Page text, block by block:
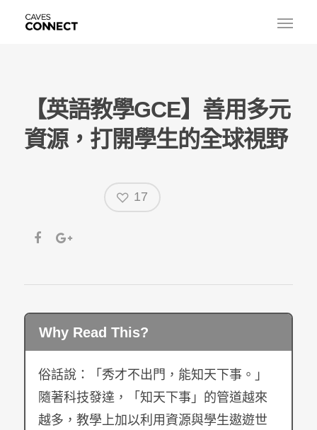
【英語教學GCE】善用多元
資源，打開學生的全球視野
17
Why Read This?
俗話說：「秀才不出門，能知天下事。」
隨著科技發達，「知天下事」的管道越來
越多，教學上加以利用資源與學生遨遊世